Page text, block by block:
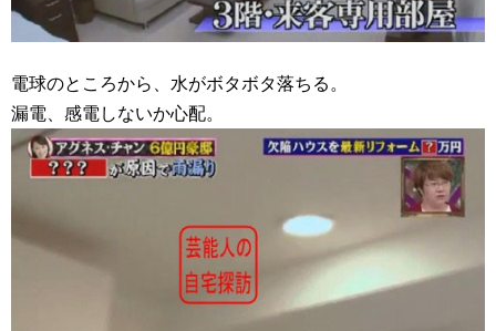
電球のところから、水がボタボタ落ちる。
漏電、感電しないか心配。